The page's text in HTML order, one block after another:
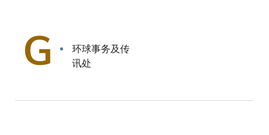
G
环球事务及传
讯处